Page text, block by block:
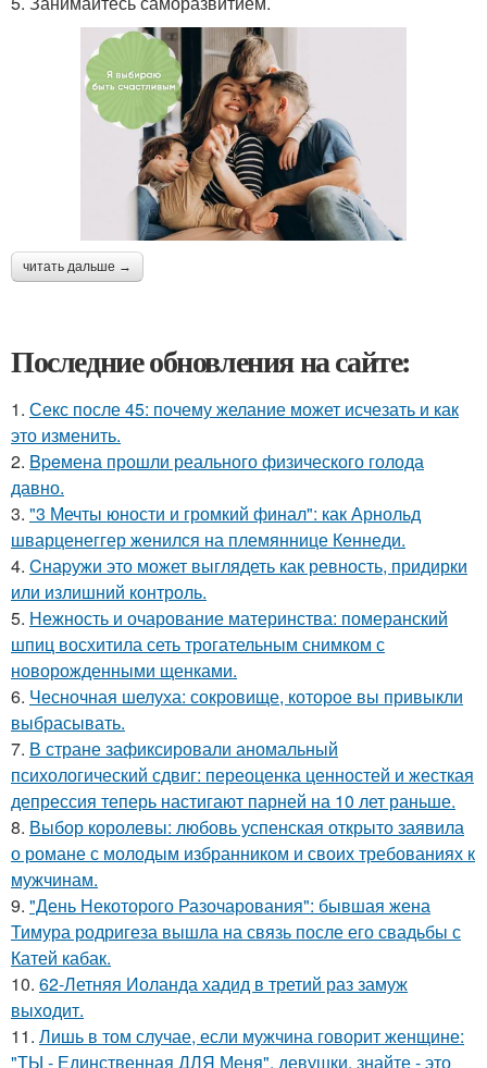
читать дальше →
Последние обновления на сайте:
1. Секс после 45: почему желание может исчезать и как
это изменить.
2. Bpeмена прошли реального физического голода
давно.
3. "3 Мечты юности и громкий финал": как Арнольд
шварценеггер женился на племяннице Кеннеди.
4. Cнаpужи это может выглядеть как ревность, придирки
или излишний контроль.
5. Нежность и очарование материнства: померанский
шпиц восхитила сеть трогательным снимком с
новорожденными щенками.
6. Чесночная шелуха: сокровище, которое вы привыкли
выбрасывать.
7. В стране зафиксировали аномальный
психологический сдвиг: переоценка ценностей и жесткая
депрессия теперь настигают парней на 10 лет раньше.
8. Выбор королевы: любовь успенская открыто заявила
о романе с молодым избранником и своих требованиях к
мужчинам.
9. "День Некоторого Разочарования": бывшая жена
Тимура родригеза вышла на связь после его свадьбы с
Катей кабак.
10. 62-Летняя Иоланда хадид в третий раз замуж
выходит.
11. Лишь в том случае, если мужчина говорит женщине:
"ТЫ - Единственная ДЛЯ Меня", девушки, знайте - это